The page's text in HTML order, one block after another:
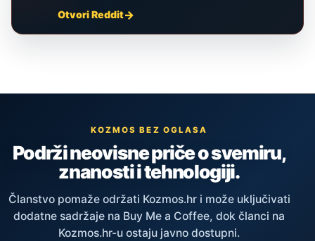
Otvori Reddit
KOZMOS BEZ OGLASA
Podrži neovisne priče o svemiru,
znanosti i tehnologiji.
Članstvo pomaže održati Kozmos.hr i može uključivati
dodatne sadržaje na Buy Me a Coffee, dok članci na
Kozmos.hr-u ostaju javno dostupni.